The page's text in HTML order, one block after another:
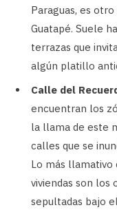
Paraguas, es
Guatapé. Suele
terrazas que
algún platillo
Calle del
encuentran los
la llama de este
calles que se
Lo más llamativo
viviendas son los
sepultadas bajo